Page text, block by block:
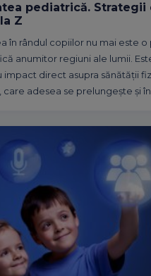
pediatrică. Strategii
Z
în rândul copiilor nu mai este o
anumitor regiuni ale lumii.
impact direct asupra sănătății
care adesea se prelungește și